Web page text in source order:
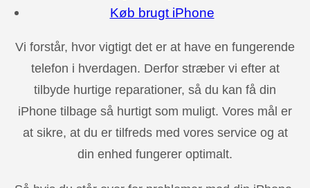
Køb brugt iPhone
Vi forstår, hvor vigtigt det er at have en fungerende
telefon i hverdagen. Derfor stræber vi efter at
tilbyde hurtige reparationer, så du kan få din
iPhone tilbage så hurtigt som muligt. Vores mål er
at sikre, at du er tilfreds med vores service og at
din enhed fungerer optimalt.